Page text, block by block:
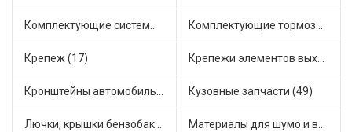
Комплектующие системы питания (21) Комплектующие тормозной системы (15)
Крепеж (17) Крепежи элементов выхлопной системы (3)
Кронштейны автомобильные (11) Кузовные запчасти (49)
Лючки, крышки бензобака (3) Материалы для шумо и виброизоляции (1)